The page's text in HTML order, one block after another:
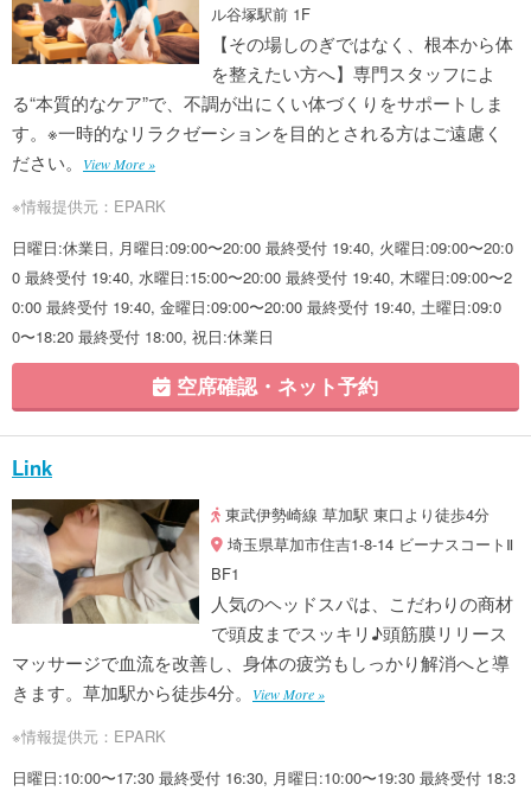
ル谷塚駅前 1F
【その場しのぎではなく、根本から体
を整えたい方へ】専門スタッフによ
る“本質的なケア”で、不調が出にくい体づくりをサポートしま
す。※一時的なリラクゼーションを目的とされる方はご遠慮く
ださい。
View More »
※情報提供元：EPARK
日曜日:休業日, 月曜日:09:00〜20:00 最終受付 19:40, 火曜日:09:00〜20:0
0 最終受付 19:40, 水曜日:15:00〜20:00 最終受付 19:40, 木曜日:09:00〜2
0:00 最終受付 19:40, 金曜日:09:00〜20:00 最終受付 19:40, 土曜日:09:0
0〜18:20 最終受付 18:00, 祝日:休業日
空席確認・ネット予約
Link
東武伊勢崎線 草加駅 東口より徒歩4分
埼玉県草加市住吉1-8-14 ビーナスコートⅡ
BF1
人気のヘッドスパは、こだわりの商材
で頭皮までスッキリ♪頭筋膜リリース
マッサージで血流を改善し、身体の疲労もしっかり解消へと導
きます。草加駅から徒歩4分。
View More »
※情報提供元：EPARK
日曜日:10:00〜17:30 最終受付 16:30, 月曜日:10:00〜19:30 最終受付 18:3